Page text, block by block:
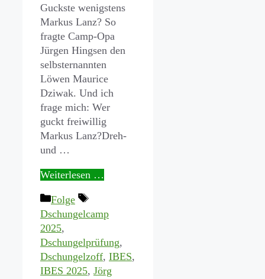
Guckste wenigstens
Markus Lanz? So
fragte Camp-Opa
Jürgen Hingsen den
selbsternannten
Löwen Maurice
Dziwak. Und ich
frage mich: Wer
guckt freiwillig
Markus Lanz?Dreh-
und …
Weiterlesen …
Kategorien
Folge
Schlagwörter
Dschungelcamp
2025,
Dschungelprüfung,
Dschungelzoff, IBES,
IBES 2025, Jörg